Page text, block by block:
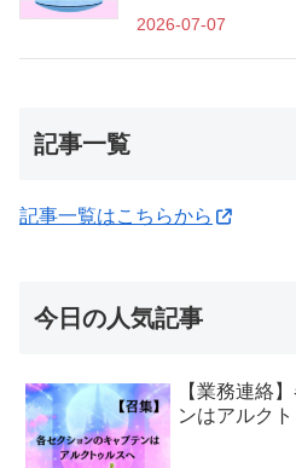
2026-07-07
記事一覧
記事一覧はこちらから
今日の人気記事
【業務連絡
ンはアルク